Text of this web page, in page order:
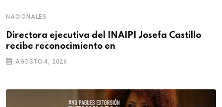
NACIONALES
Directora ejecutiva del INAIPI Josefa Castillo
recibe reconocimiento en
AGOSTO 4, 2026